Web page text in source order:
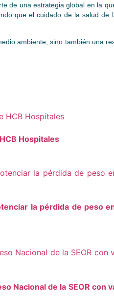
de una estrategia global en la
que el cuidado de la salud de
ambiente, sino también una
Hospitales
la pérdida de peso
Nacional de la SEOR con